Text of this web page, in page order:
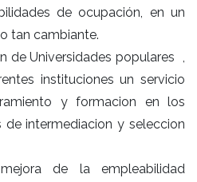
de ocupación, en un
tan cambiante.
de Universidades populares ,
instituciones un servicio
y formacion en los
intermediacion y seleccion
de la empleabilidad